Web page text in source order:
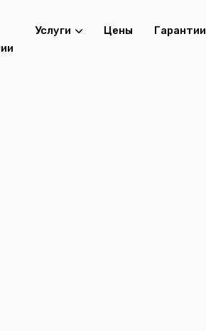
Услуги Цены Гарантии